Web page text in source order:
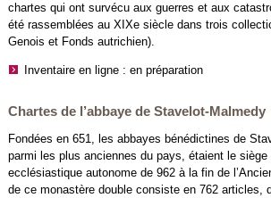
chartes qui ont survécu aux guerres et aux
été rassemblées au XIXe siècle dans trois
Genois et Fonds autrichien).
Inventaire en ligne : en préparation
Chartes de l’abbaye de Stavelot-Malmedy
Fondées en 651, les abbayes bénédictines de
parmi les plus anciennes du pays, étaient le siège
ecclésiastique autonome de 962 à la fin de
de ce monastère double consiste en 762 articles,